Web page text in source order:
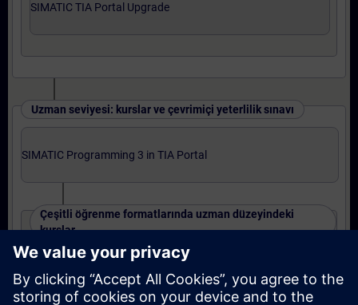
SIMATIC TIA Portal Upgrade
Uzman seviyesi: kurslar ve çevrimiçi yeterlilik sınavı
SIMATIC Programming 3 in TIA Portal
Çeşitli öğrenme formatlarında uzman düzeyindeki
kurslar
SIMATIC S7-1500 TIA Portal Program 3
OR